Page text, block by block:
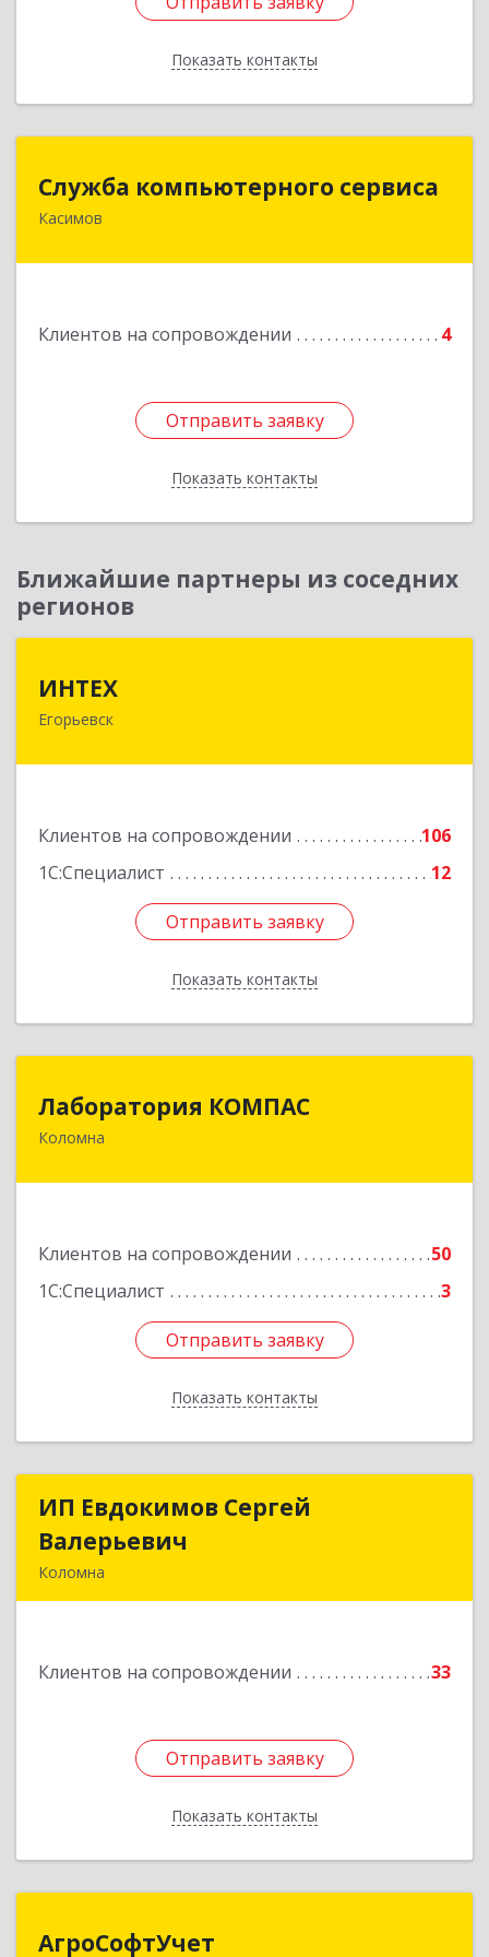
Показать контакты
Назад
Служба компьютерного сервиса
Касимов
Клиентов на сопровождении 4
Отправить заявку
Показать контакты
Служба компьютерного сервиса
391300, Рязанская обл., г.Касимов, ул.Советская
Отправить заявку
Назад
Ближайшие партнеры из соседних
регионов
ИНТЕХ
Егорьевск
Клиентов на сопровождении
106
1С:Специалист
12
Отправить заявку
Показать контакты
140300, Московская обл, Егорьевск г, 5-й мкр,
Отправить заявку
Назад
Лаборатория КОМПАС
Коломна
Клиентов на сопровождении
50
1С:Специалист
3
Отправить заявку
Показать контакты
140415, Московская обл, Коломна г, Л.Толстого
Отправить заявку
Назад
ИП Евдокимов Сергей
Валерьевич
Коломна
Клиентов на сопровождении 33
Отправить заявку
Показать контакты
ИП Евдокимов Сергей
Подробнее
Отправить заявку
Назад
АгроСофтУчет